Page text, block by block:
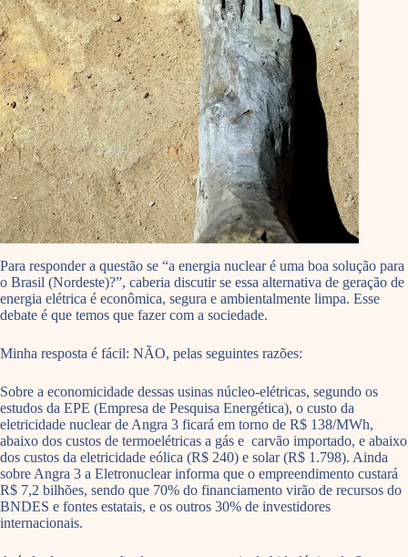
Para responder a questão se “a energia nuclear é uma boa solução para
o Brasil (Nordeste)?”, caberia discutir se essa alternativa de geração de
energia elétrica é econômica, segura e ambientalmente limpa. Esse
debate é que temos que fazer com a sociedade.
Minha resposta é fácil: NÃO, pelas seguintes razões:
Sobre a economicidade dessas usinas núcleo-elétricas, segundo os
estudos da EPE (Empresa de Pesquisa Energética), o custo da
eletricidade nuclear de Angra 3 ficará em torno de R$ 138/MWh,
abaixo dos custos de termoelétricas a gás e carvão importado, e abaixo
dos custos da eletricidade eólica (R$ 240) e solar (R$ 1.798). Ainda
sobre Angra 3 a Eletronuclear informa que o empreendimento custará
R$ 7,2 bilhões, sendo que 70% do financiamento virão de recursos do
BNDES e fontes estatais, e os outros 30% de investidores
internacionais.